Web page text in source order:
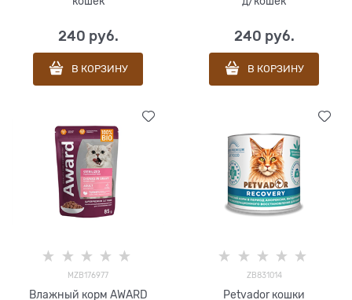
240 руб.
В КОРЗИНУ
240 руб.
В КОРЗИНУ
MZB176977
Влажный корм AWARD
ZB831014
Petvador кошки